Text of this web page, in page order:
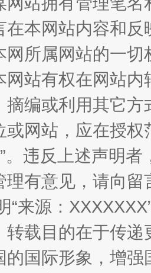
声名
在本网站内容和
网所属网站的一
网站有权在网站
摘编或利用其它
或网站，应在授
。违反上述声明
理有意见，请向
“来源：
转载目的在于传
的国际形象，增